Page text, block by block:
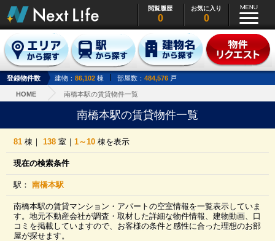
閲覧履歴
0
お気に入り
0
登録物件数 建物： 86,102 棟 部屋数： 484,576 戸
HOME 南橋本駅の賃貸物件一覧
南橋本駅の賃貸物件一覧
81 棟｜138 室｜1～10 棟を表示
現在の検索条件
駅：南橋本駅
南橋本駅の賃貸マンション・アパートの空室情報を一覧表示していま
す。地元不動産会社が調査・取材した詳細な物件情報、建物動画、口
コミを掲載していますので、お客様の条件と感性に合った理想のお部
屋が探せます。